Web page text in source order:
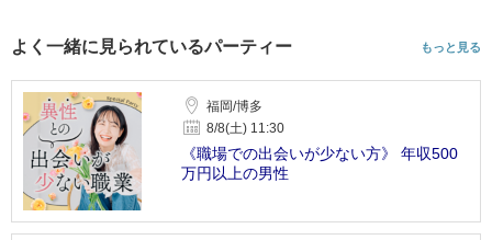
よく一緒に見られているパーティー もっと見る
福岡/博多
8/8(土) 11:30
《職場での出会いが少ない方》 年収500
万円以上の男性